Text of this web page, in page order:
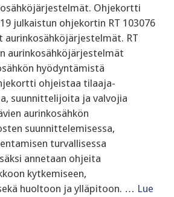
Ohjekortti
julkaistun ohjekortin RT 103076
aurinkosähköjärjestelmät. RT
aurinkosähköjärjestelmät
hyödyntämistä
ohjeistaa tilaaja-
suunnittelijoita ja valvojia
aurinkosähkön
suunnittelemisessa,
turvallisessa
annetaan ohjeita
kytkemiseen,
huoltoon ja ylläpitoon. … Lue